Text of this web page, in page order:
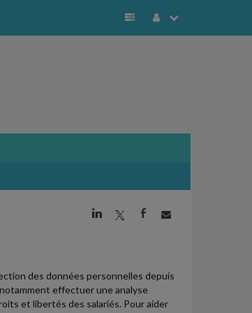
j a b
des données personnelles depuis
effectuer une analyse
et libertés des salariés. Pour aider